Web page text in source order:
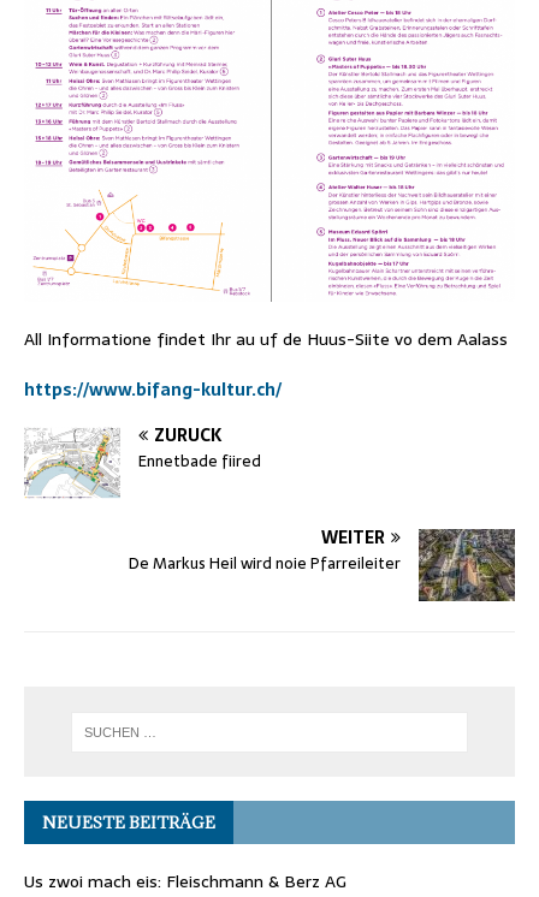
All Informatione findet Ihr au uf de Huus-Siite vo dem Aalass
https://www.bifang-kultur.ch/
ZURÜCK
Ennetbade fiired
WEITER
De Markus Heil wird noie Pfarreileiter
NEUESTE BEITRÄGE
Us zwoi mach eis: Fleischmann & Berz AG